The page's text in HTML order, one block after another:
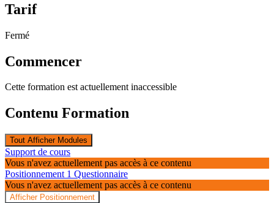
Tarif
Fermé
Commencer
Cette formation est actuellement inaccessible
Contenu Formation
Tout Afficher Modules
Support de cours
Vous n'avez actuellement pas accès à ce contenu
Positionnement 1 Questionnaire
Vous n'avez actuellement pas accès à ce contenu
Afficher Positionnement